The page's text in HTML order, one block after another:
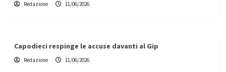
Redazione 11/06/2026
Capodieci respinge le accuse davanti al Gip
Redazione 11/06/2026